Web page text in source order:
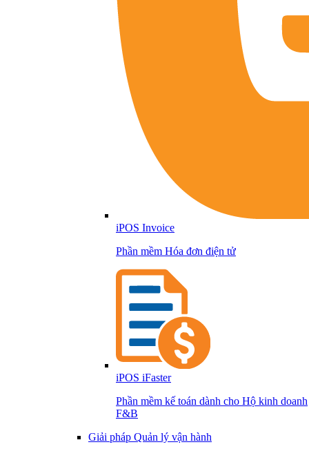
iPOS Invoice
Phần mềm Hóa đơn điện tử
iPOS iFaster
Phần mềm kế toán dành cho Hộ kinh doanh
F&B
Giải pháp Quản lý vận hành